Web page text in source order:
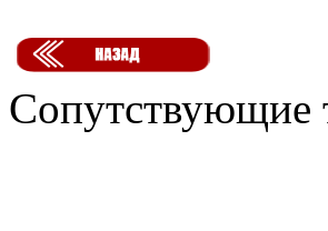
Сопутствующие